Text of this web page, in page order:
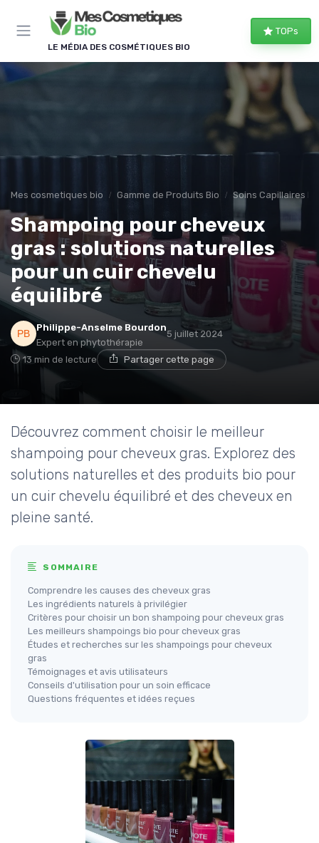
LE MÉDIA DES COSMÉTIQUES BIO
TOPs
Mes cosmetiques bio Gamme de Produits Bio Soins Capillaires
Shampoing pour cheveux
gras : solutions naturelles
pour un cuir chevelu
équilibré
Philippe-Anselme Bourdon
Expert en phytothérapie
5 juillet 2024
13 min de lecture Partager cette page
Découvrez comment choisir le meilleur
shampoing pour cheveux gras. Explorez des
solutions naturelles et des produits bio pour
un cuir chevelu équilibré et des cheveux en
pleine santé.
SOMMAIRE
Comprendre les causes des cheveux gras
Les ingrédients naturels à privilégier
Critères pour choisir un bon shampoing pour cheveux gras
Les meilleurs shampoings bio pour cheveux gras
Études et recherches sur les shampoings pour cheveux
gras
Témoignages et avis utilisateurs
Conseils d'utilisation pour un soin efficace
Questions fréquentes et idées reçues
Panneau de gestion des cookies